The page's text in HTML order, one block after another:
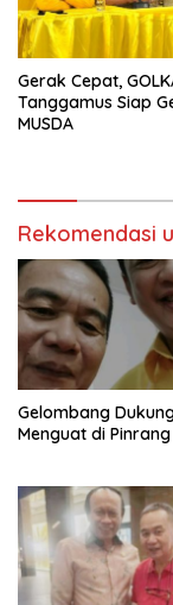
Gerak Cepat,
Tanggamus Siap
MUSDA
Rekomendasi
Gelombang
Menguat di Pinrang